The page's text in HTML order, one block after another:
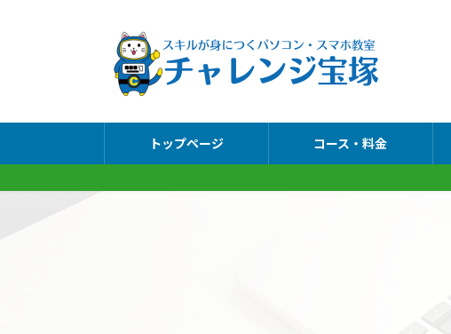
へ
キ
ッ
ョ
に
移
トップページ コース・料金